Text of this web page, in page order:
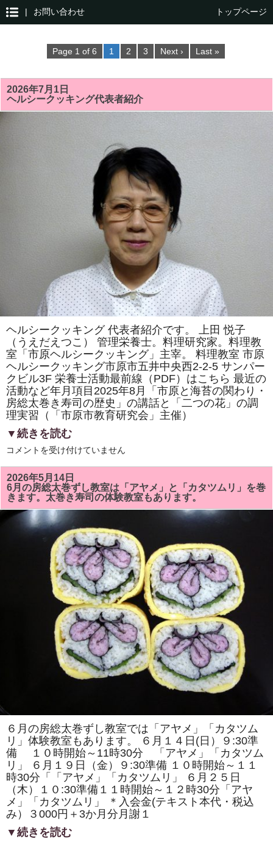
| お問い合わせ トップページ
Page 1 of 6 1 2 3 Next › Last »
2026年7月1日
ヘルシークッキング代表者紹介
ヘルシークッキング 代表者紹介です。 上田 悦子
（うえだえつこ） 管理栄養士。料理研究家。料理教
室「市原ヘルシークッキング」主宰。 料理教室 市原
ヘルシークッキング市原市五井中央西2-2-5 サンパー
クビル3F 栄養士活動最前線（PDF）はこちら 最近の
活動など年月項目2025年8月「市原と海苔の関わり・
房総太巻き寿司の歴史」の講話と「二つの花」の調
理実習（「市原市教育研究会」主催）
▼続きを読む
ヘ
シ
ー
ク
ッ
キ
ン
グ
コメントを受け付けていません
2026年5月14日
6月の房総太巻ずし教室は「アヤメ」と「カタツムリ」を巻
きます。太巻き寿司の体験教室もあります。
６月の房総太巻ずし教室では「アヤメ」「カタツム
リ」体験教室もあります。 ６月１４日(日）９:30準
備 １０時開始～11時30分 「アヤメ」「カタツム
リ」 ６月１９日（金）９:30準備 １０時開始～１１
時30分「「アヤメ」「カタツムリ」 ６月２５日
（木）１０:30準備１１時開始～１２時30分「アヤ
メ」「カタツムリ」 ＊入会金(テキスト本代・税込
み）３000円＋3か月分月謝１
▼続きを読む